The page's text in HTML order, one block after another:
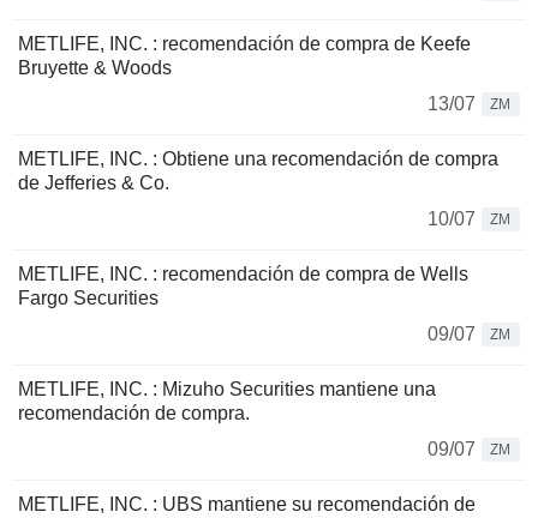
METLIFE, INC. : recomendación de compra de Keefe
Bruyette & Woods
13/07
ZM
METLIFE, INC. : Obtiene una recomendación de compra
de Jefferies & Co.
10/07
ZM
METLIFE, INC. : recomendación de compra de Wells
Fargo Securities
09/07
ZM
METLIFE, INC. : Mizuho Securities mantiene una
recomendación de compra.
09/07
ZM
METLIFE, INC. : UBS mantiene su recomendación de